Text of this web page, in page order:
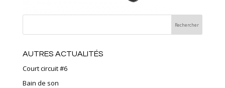
AUTRES ACTUALITÉS
Court circuit #6
Bain de son